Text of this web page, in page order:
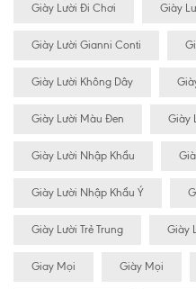
Giày Lười Đi Chơi Giày
Giày Lười Gianni Conti
Giày Lười Không Dây
Giày Lười Màu Đen Giày
Giày Lười Nhập Khẩu
Giày Lười Nhập Khẩu Ý
Giày Lười Trẻ Trung Giày
Giay Mọi Giày Mọi